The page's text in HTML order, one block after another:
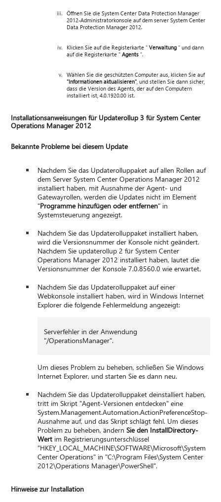
Öffnen Sie die System Center Data Protection Manager
2012-Administratorkonsole auf dem server System Center
Data Protection Manager 2012.
Klicken Sie auf die Registerkarte "Verwaltung " und dann
auf die Registerkarte "Agents ".
Wählen Sie die geschützten Computer aus, klicken Sie auf
"Informationen aktualisieren", und stellen Sie dann sicher,
dass die Version des Agents, der auf den Computern
installiert ist, 4.0.1920.00 ist.
Installationsanweisungen für Updaterollup 3 für System Center
Operations Manager 2012
Bekannte Probleme bei diesem Update
Nachdem Sie das Updaterolluppaket auf allen Rollen auf
dem Server System Center Operations Manager 2012
installiert haben, mit Ausnahme der Agent- und
Gatewayrollen, werden die Updates nicht im Element
"Programme hinzufügen oder entfernen" in
Systemsteuerung angezeigt.
Nachdem Sie das Updaterolluppaket installiert haben,
wird die Versionsnummer der Konsole nicht geändert.
Nachdem Sie updaterollup 2 für System Center
Operations Manager 2012 installiert haben, lautet die
Versionsnummer der Konsole 7.0.8560.0 wie erwartet.
Nachdem Sie das Updaterolluppaket auf einer
Webkonsole installiert haben, wird in Windows Internet
Explorer die folgende Fehlermeldung angezeigt:
Serverfehler in der Anwendung
"/OperationsManager".
Um dieses Problem zu beheben, schließen Sie Windows
Internet Explorer, und starten Sie es dann neu.
Nachdem Sie das Updaterolluppaket deinstalliert haben,
tritt im Skript "Agent-Versionen entdecken" eine
System.Management.Automation.ActionPreferenceStop-
Ausnahme auf, und das Skript schlägt fehl. Um dieses
Problem zu beheben, ändernSie den InstallDirectory-
Wert im Registrierungsunterschlüssel
"HKEY_LOCAL_MACHINE\SOFTWARE\Microsoft\System
Center Operations" in "C:\Program Files\System Center
2012\Operations Manager\PowerShell".
Hinweise zur Installation